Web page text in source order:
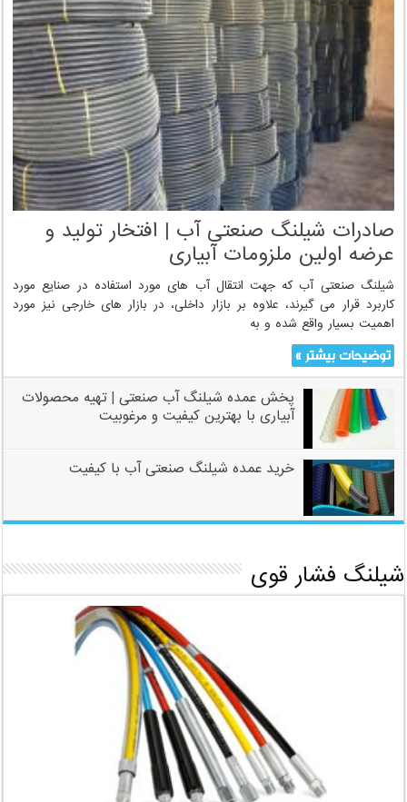
صادرات شیلنگ صنعتی آب | افتخار توليد و
عرضه اولين ملزومات آبیاری
شیلنگ صنعتی آب که جهت انتقال آب های مورد استفاده در صنایع مورد
کاربرد قرار می گیرند، علاوه بر بازار داخلی، در بازار های خارجی نیز مورد
اهمیت بسیار واقع شده و به
توضیحات بیشتر »
پخش عمده شیلنگ آب صنعتی | تهیه محصولات
آبیاری با بهترین کیفیت و مرغوبیت
خرید عمده شیلنگ صنعتی آب با کیفیت
شیلنگ فشار قوی